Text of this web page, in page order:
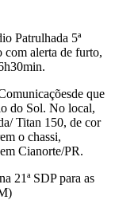
Patrulhada 5ª
alerta de furto,
que
do Sol. No local,
Titan 150, de cor
o chassi,
Cianorte/PR.
21ª SDP para as